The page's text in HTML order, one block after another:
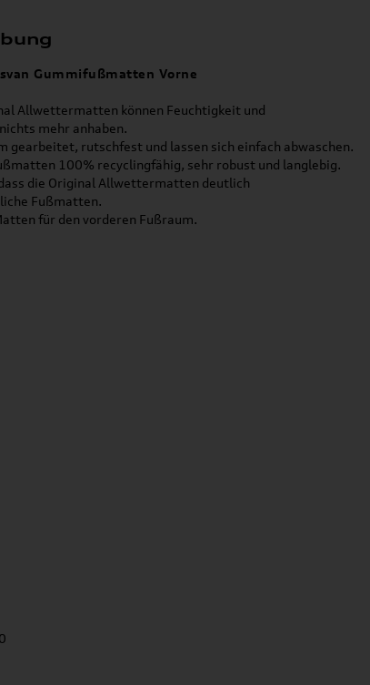
Gummifußmatten Vorne
Allwettermatten können Feuchtigkeit und
mehr anhaben.
gearbeitet, rutschfest und lassen sich einfach abwaschen.
100% recyclingfähig, sehr robust und langlebig.
die Original Allwettermatten deutlich
Fußmatten.
für den vorderen Fußraum.